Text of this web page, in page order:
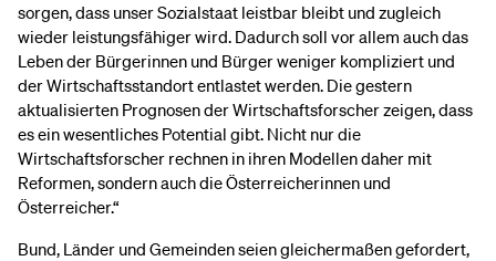
sorgen, dass unser Sozialstaat leistbar bleibt und zugleich
wieder leistungsfähiger wird. Dadurch soll vor allem auch das
Leben der Bürgerinnen und Bürger weniger kompliziert und
der Wirtschaftsstandort entlastet werden. Die gestern
aktualisierten Prognosen der Wirtschaftsforscher zeigen, dass
es ein wesentliches Potential gibt. Nicht nur die
Wirtschaftsforscher rechnen in ihren Modellen daher mit
Reformen, sondern auch die Österreicherinnen und
Österreicher.“
Bund, Länder und Gemeinden seien gleichermaßen gefordert,